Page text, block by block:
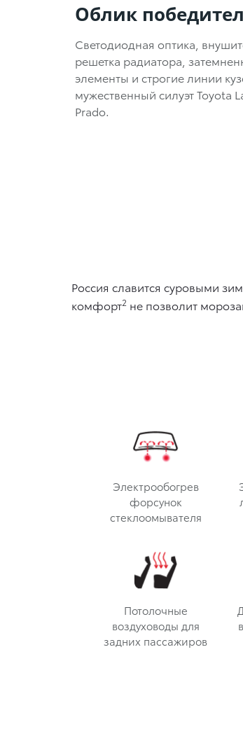
Облик
Светодиодная оптика,
решетка радиатора,
элементы и строгие линии
мужественный силуэт Toyota
Prado.
Россия славится суровыми
комфорт2 не позволит
Электрообогрев
форсунок
стеклоомывателя
Потолочные
воздуховоды для
задних пассажиров